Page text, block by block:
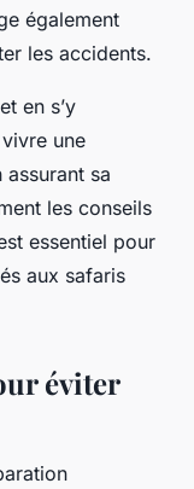
également
les accidents.
en s’y
une
assurant sa
les conseils
essentiel pour
aux safaris
éviter